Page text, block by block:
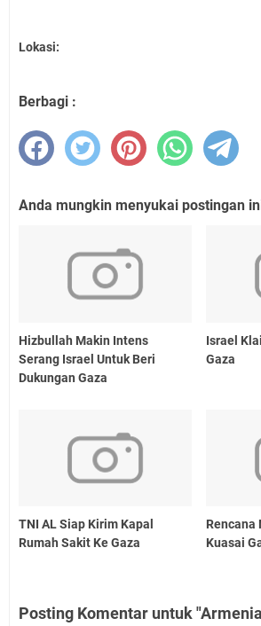
Lokasi:
Berbagi :
Anda mungkin menyukai postingan
Hizbullah Makin Intens
Serang Israel Untuk Beri
Dukungan Gaza
Israel
Gaza
TNI AL Siap Kirim Kapal
Rumah Sakit Ke Gaza
Rencana
Kuasai
Posting Komentar untuk